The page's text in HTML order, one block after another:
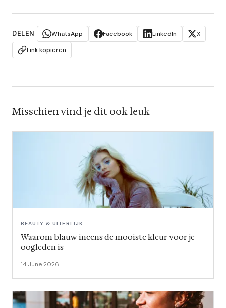
DELEN WhatsApp Facebook LinkedIn
X
Link kopieren
Misschien vind je dit ook leuk
BEAUTY & UITERLIJK
Waarom blauw ineens de mooiste kleur voor je
oogleden is
14 June 2026